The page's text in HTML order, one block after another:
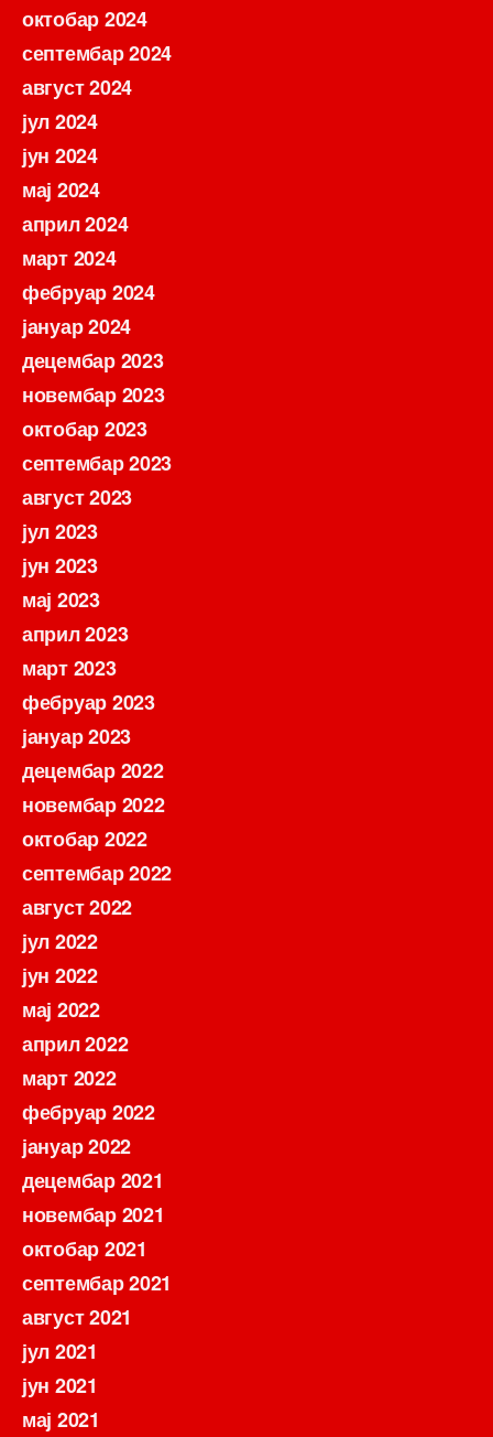
октобар 2024
септембар 2024
август 2024
јул 2024
јун 2024
мај 2024
април 2024
март 2024
фебруар 2024
јануар 2024
децембар 2023
новембар 2023
октобар 2023
септембар 2023
август 2023
јул 2023
јун 2023
мај 2023
април 2023
март 2023
фебруар 2023
јануар 2023
децембар 2022
новембар 2022
октобар 2022
септембар 2022
август 2022
јул 2022
јун 2022
мај 2022
април 2022
март 2022
фебруар 2022
јануар 2022
децембар 2021
новембар 2021
октобар 2021
септембар 2021
август 2021
јул 2021
јун 2021
мај 2021